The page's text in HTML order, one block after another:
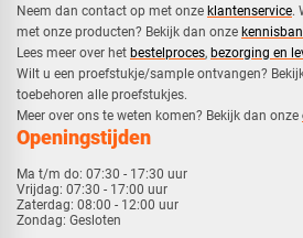
Neem dan contact op met onze klantenservice.
met onze producten? Bekijk dan onze
​Lees meer over het bestelproces, bezorging en
​Wilt u een proefstukje/sample ontvangen?
toebehoren alle proefstukjes.
​​Meer over ons te weten komen? Bekijk dan onze
Openingstijden
Ma t/m do: 07:30 - 17:30 uur
Vrijdag: 07:30 - 17:00 uur
Zaterdag: 08:00 - 12:00 uur
Zondag: Gesloten